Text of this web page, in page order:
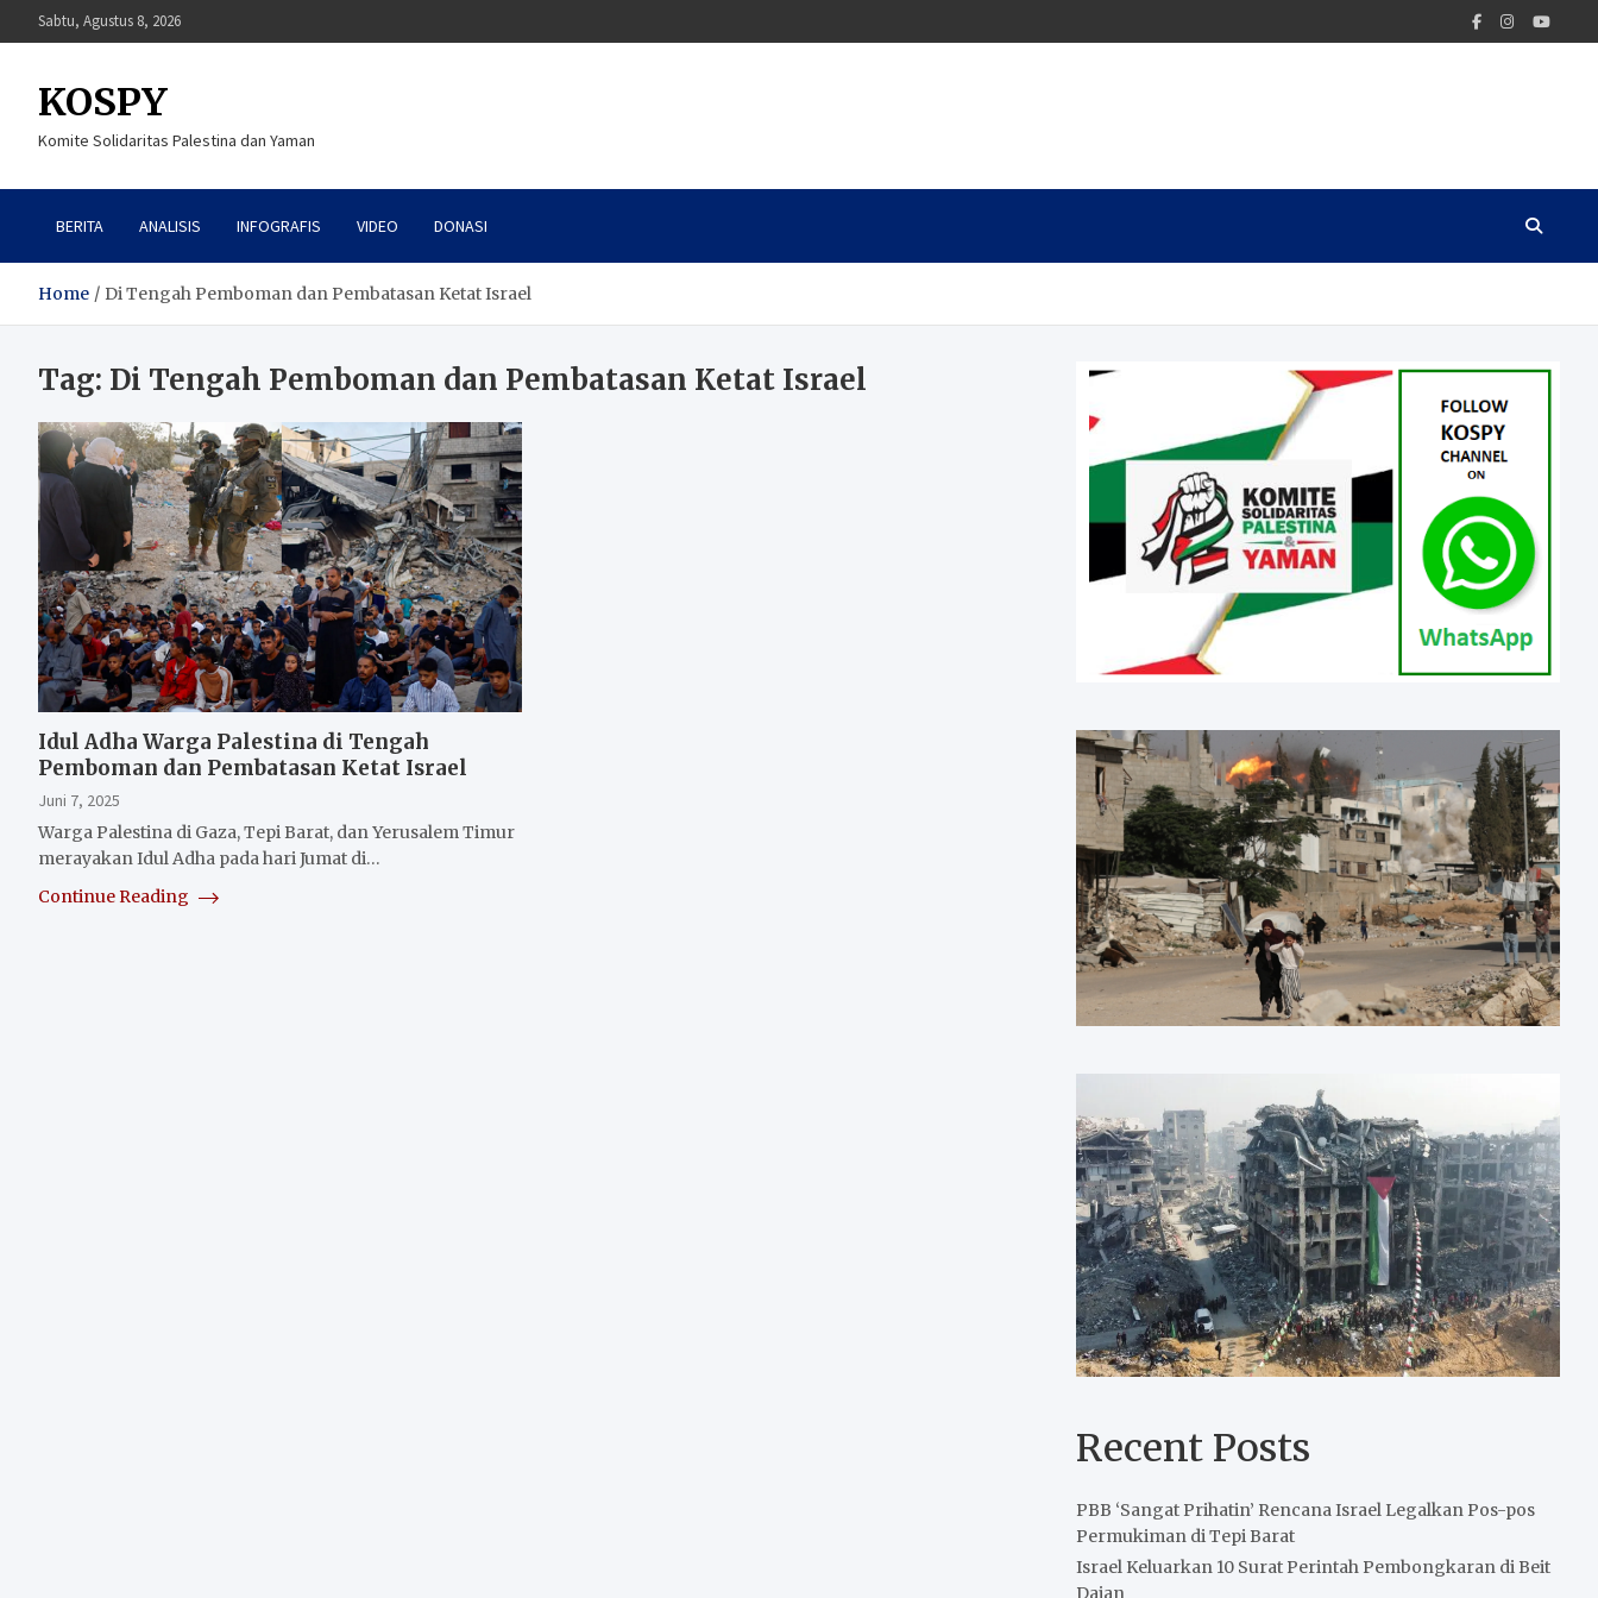
to
Sabtu, Agustus 8, 2026
KOSPY
Komite Solidaritas Palestina dan Yaman
BERITA ANALISIS INFOGRAFIS VIDEO DONASI
Home Di Tengah Pemboman dan Pembatasan Ketat Israel
Tag: Di Tengah Pemboman dan Pembatasan Ketat Israel
Idul Adha Warga Palestina di Tengah
Pemboman dan Pembatasan Ketat Israel
Juni 7, 2025
Warga Palestina di Gaza, Tepi Barat, dan Yerusalem Timur
merayakan Idul Adha pada hari Jumat di…
Continue Reading
Recent Posts
PBB ‘Sangat Prihatin’ Rencana Israel Legalkan Pos-pos
Permukiman di Tepi Barat
Israel Keluarkan 10 Surat Perintah Pembongkaran di Beit
Dajan